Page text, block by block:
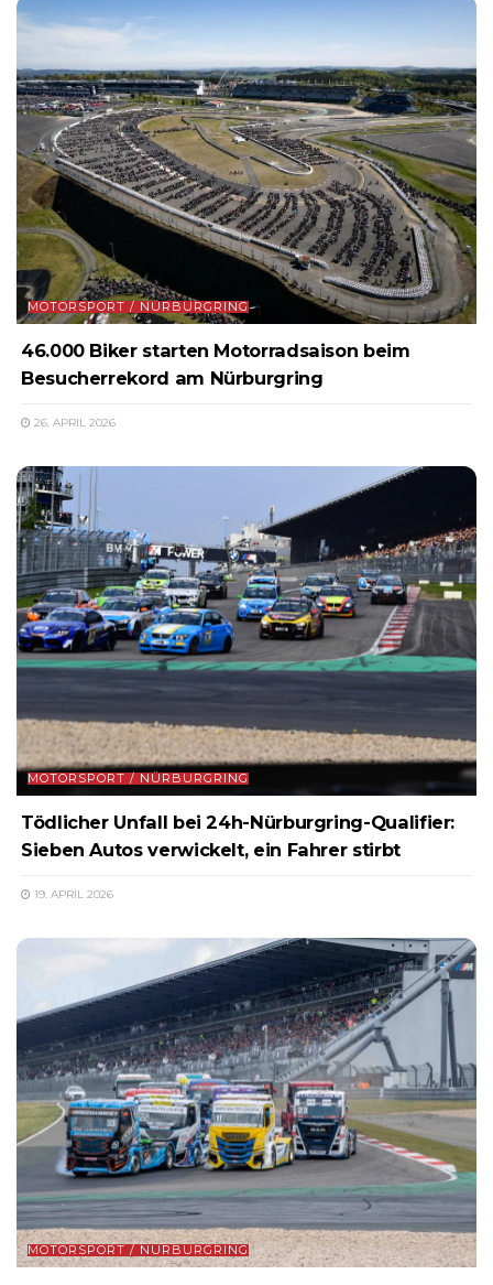
MOTORSPORT / NÜRBURGRING
46.000 Biker starten Motorradsaison beim
Besucherrekord am Nürburgring
26. APRIL 2026
MOTORSPORT / NÜRBURGRING
Tödlicher Unfall bei 24h-Nürburgring-Qualifier:
Sieben Autos verwickelt, ein Fahrer stirbt
19. APRIL 2026
MOTORSPORT / NÜRBURGRING